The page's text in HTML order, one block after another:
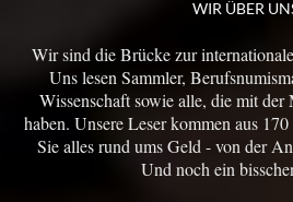
WIR ÜBER
Wir sind die Brücke zur
Uns lesen Sammler,
Wissenschaft sowie alle, die mit
haben. Unsere Leser kommen aus
Sie alles rund ums Geld - von der
Und noch ein